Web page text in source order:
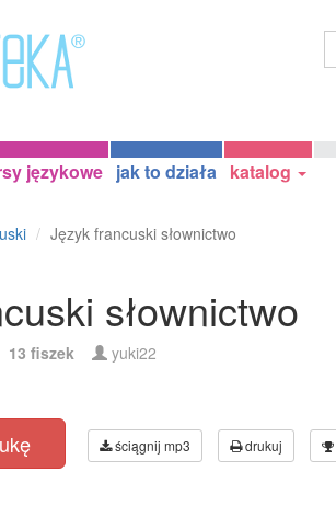
językowe jak to działa katalog
Język francuski słownictwo
słownictwo
13 fiszek yuki22
ściągnij mp3 drukuj